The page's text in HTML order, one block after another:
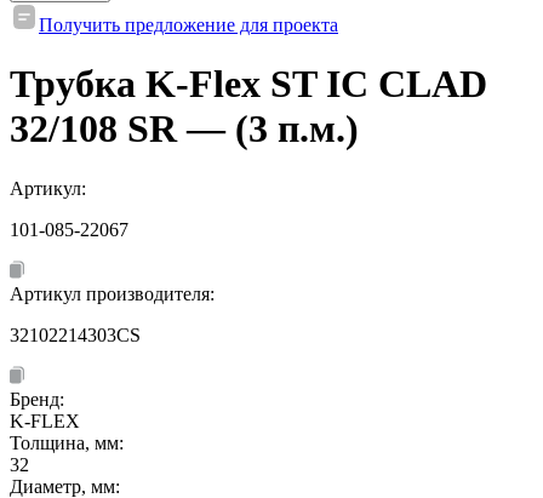
Получить предложение для проекта
Трубка K-Flex ST IС CLAD
32/108 SR — (3 п.м.)
Артикул:
101-085-22067
Артикул производителя:
32102214303CS
Бренд:
K-FLEX
Толщина, мм:
32
Диаметр, мм: